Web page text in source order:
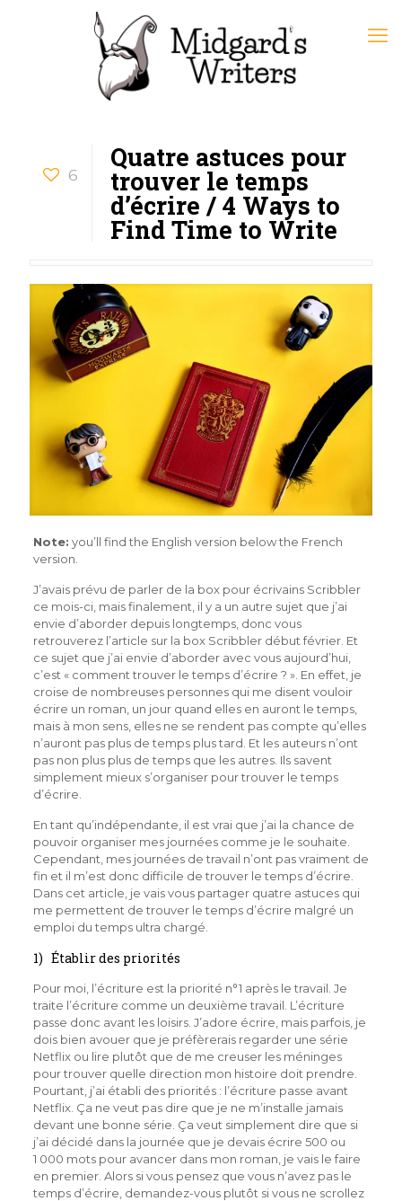
6
Quatre astuces pour
trouver le temps
d’écrire / 4 Ways to
Find Time to Write
Note: you’ll find the English version below the French
version.
J’avais prévu de parler de la box pour écrivains Scribbler
ce mois-ci, mais finalement, il y a un autre sujet que j’ai
envie d’aborder depuis longtemps, donc vous
retrouverez l’article sur la box Scribbler début février. Et
ce sujet que j’ai envie d’aborder avec vous aujourd’hui,
c’est « comment trouver le temps d’écrire ? ». En effet, je
croise de nombreuses personnes qui me disent vouloir
écrire un roman, un jour quand elles en auront le temps,
mais à mon sens, elles ne se rendent pas compte qu’elles
n’auront pas plus de temps plus tard. Et les auteurs n’ont
pas non plus plus de temps que les autres. Ils savent
simplement mieux s’organiser pour trouver le temps
d’écrire.
En tant qu’indépendante, il est vrai que j’ai la chance de
pouvoir organiser mes journées comme je le souhaite.
Cependant, mes journées de travail n’ont pas vraiment de
fin et il m’est donc difficile de trouver le temps d’écrire.
Dans cet article, je vais vous partager quatre astuces qui
me permettent de trouver le temps d’écrire malgré un
emploi du temps ultra chargé.
1) Établir des priorités
Pour moi, l’écriture est la priorité n°1 après le travail. Je
traite l’écriture comme un deuxième travail. L’écriture
passe donc avant les loisirs. J’adore écrire, mais parfois, je
dois bien avouer que je préfèrerais regarder une série
Netflix ou lire plutôt que de me creuser les méninges
pour trouver quelle direction mon histoire doit prendre.
Pourtant, j’ai établi des priorités : l’écriture passe avant
Netflix. Ça ne veut pas dire que je ne m’installe jamais
devant une bonne série. Ça veut simplement dire que si
j’ai décidé dans la journée que je devais écrire 500 ou
1 000 mots pour avancer dans mon roman, je vais le faire
en premier. Alors si vous pensez que vous n’avez pas le
temps d’écrire, demandez-vous plutôt si vous ne scrollez